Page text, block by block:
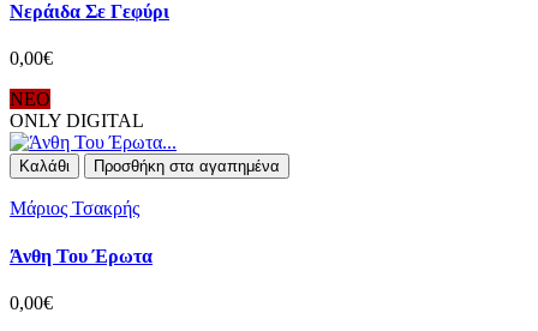
Νεράιδα Σε Γεφύρι
0,00€
ΝΕΟ
ONLY DIGITAL
Καλάθι Προσθήκη στα αγαπημένα
Μάριος Τσακρής
Άνθη Του Έρωτα
0,00€